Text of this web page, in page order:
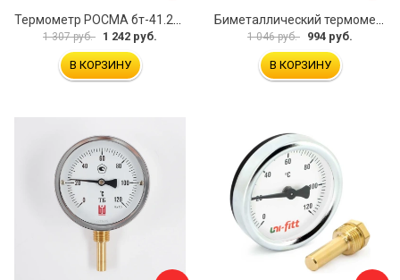
Термометр РОСМА бт-41.211 D070-00588
1 307 руб. 1 242 руб.
В КОРЗИНУ
Биметаллический термометр Watts F+R801 OR 10005800
1 046 руб. 994 руб.
В КОРЗИНУ